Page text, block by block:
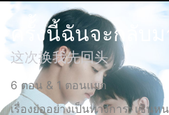
ครั้้งนี้ฉันจะกลับ
这次换我先回头
6 ตอน & 1 ตอนแยก
เรื่องย่ออย่างเป็นทางการ: เซิน